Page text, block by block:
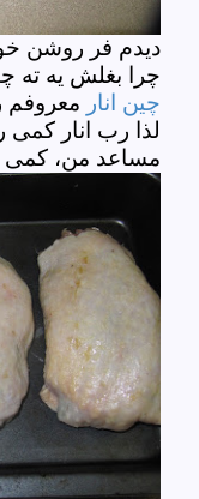
دیدم فر روشن
چرا بغلش یه ته
چین انار معروفم
لذا رب انار
مساعد من، کمی